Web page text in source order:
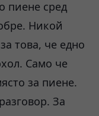
пиене сред
Никой
това, че едно
Само че
за пиене.
За